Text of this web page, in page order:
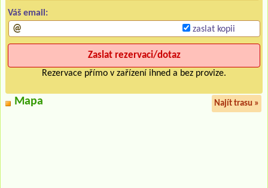
Váš email:
zaslat kopii
Rezervace přímo v zařízení ihned a bez provize.
Mapa Najít trasu »